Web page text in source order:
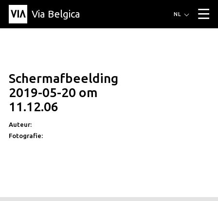
Via Belgica ▼
Artikel
Educatie
Recept
Vrienden
Over Via Belgica
NL
Schermafbeelding
2019-05-20 om
11.12.06
Auteur:
Fotografie: